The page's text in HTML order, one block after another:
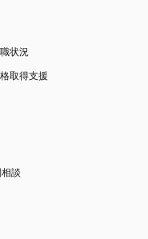
状況
取得支援
談